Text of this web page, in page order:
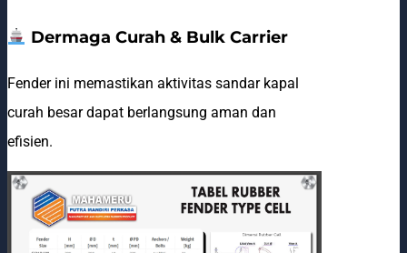
Dermaga Curah & Bulk Carrier
Fender ini memastikan aktivitas sandar kapal
curah besar dapat berlangsung aman dan
efisien.